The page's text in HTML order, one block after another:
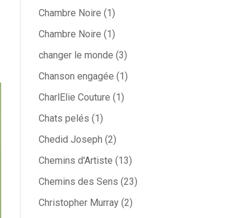
Chambre Noire (1)
Chambre Noire (1)
changer le monde (3)
Chanson engagée (1)
CharlElie Couture (1)
Chats pelés (1)
Chedid Joseph (2)
Chemins d'Artiste (13)
Chemins des Sens (23)
Christopher Murray(2)